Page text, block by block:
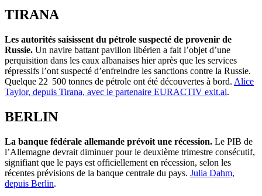
TIRANA
Les autorités saisissent du pétrole suspecté de provenir de
Russie. Un navire battant pavillon libérien a fait l’objet d’une
perquisition dans les eaux albanaises hier après que les services
répressifs l’ont suspecté d’enfreindre les sanctions contre la Russie.
Quelque 22 500 tonnes de pétrole ont été découvertes à bord. Alice
Taylor, depuis Tirana, avec le partenaire EURACTIV exit.al.
BERLIN
La banque fédérale allemande prévoit une récession. Le PIB de
l’Allemagne devrait diminuer pour le deuxième trimestre consécutif,
signifiant que le pays est officiellement en récession, selon les
récentes prévisions de la banque centrale du pays. Julia Dahm,
depuis Berlin.